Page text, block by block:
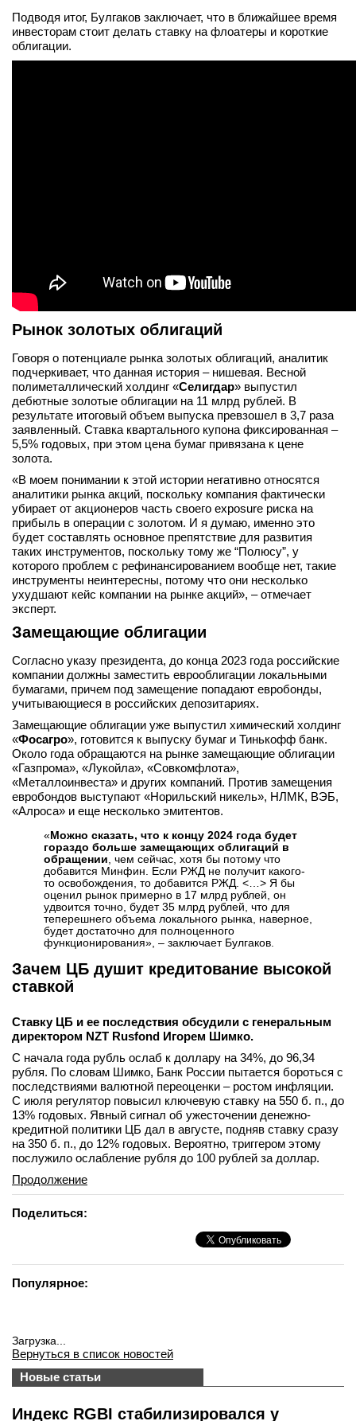
Подводя итог, Булгаков заключает, что в ближайшее время
инвесторам стоит делать ставку на флоатеры и короткие
облигации.
Рынок золотых облигаций
Говоря о потенциале рынка золотых облигаций, аналитик
подчеркивает, что данная история – нишевая. Весной
полиметаллический холдинг «Селигдар» выпустил
дебютные золотые облигации на 11 млрд рублей. В
результате итоговый объем выпуска превзошел в 3,7 раза
заявленный. Ставка квартального купона фиксированная –
5,5% годовых, при этом цена бумаг привязана к цене
золота.
«В моем понимании к этой истории негативно относятся
аналитики рынка акций, поскольку компания фактически
убирает от акционеров часть своего exposure риска на
прибыль в операции с золотом. И я думаю, именно это
будет составлять основное препятствие для развития
таких инструментов, поскольку тому же “Полюсу”, у
которого проблем с рефинансированием вообще нет, такие
инструменты неинтересны, потому что они несколько
ухудшают кейс компании на рынке акций», – отмечает
эксперт.
Замещающие облигации
Согласно указу президента, до конца 2023 года российские
компании должны заместить еврооблигации локальными
бумагами, причем под замещение попадают евробонды,
учитывающиеся в российских депозитариях.
Замещающие облигации уже выпустил химический холдинг
«Фосагро», готовится к выпуску бумаг и Тинькофф банк.
Около года обращаются на рынке замещающие облигации
«Газпрома», «Лукойла», «Совкомфлота»,
«Металлоинвеста» и других компаний. Против замещения
евробондов выступают «Норильский никель», НЛМК, ВЭБ,
«Алроса» и еще несколько эмитентов.
«Можно сказать, что к концу 2024 года будет
гораздо больше замещающих облигаций в
обращении , чем сейчас, хотя бы потому что
добавится Минфин. Если РЖД не получит какого-
то освобождения, то добавится РЖД. <…> Я бы
оценил рынок примерно в 17 млрд рублей, он
удвоится точно, будет 35 млрд рублей, что для
теперешнего объема локального рынка, наверное,
будет достаточно для полноценного
функционирования», – заключает Булгаков.
Зачем ЦБ душит кредитование высокой
ставкой
Ставку ЦБ и ее последствия обсудили с генеральным
директором NZT Rusfond Игорем Шимко.
C начала года рубль ослаб к доллару на 34%, до 96,34
рубля. По словам Шимко, Банк России пытается бороться с
последствиями валютной переоценки – ростом инфляции.
С июля регулятор повысил ключевую ставку на 550 б. п., до
13% годовых. Явный сигнал об ужесточении денежно-
кредитной политики ЦБ дал в августе, подняв ставку сразу
на 350 б. п., до 12% годовых. Вероятно, триггером этому
послужило ослабление рубля до 100 рублей за доллар.
Продолжение
Поделиться:
Популярное:
Загрузка...
Вернуться в список новостей
Новые статьи
Индекс RGBI стабилизировался у